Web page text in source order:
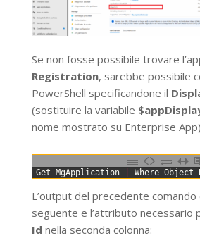
Se non fosse possibile trovare
Registration, sarebbe possibile
PowerShell specificandone il
(sostituire la variabile
nome mostrato su Enterprise
Get-MgApplication Where-Object
L’output del precedente comando
seguente e l’attributo necessario
Id nella seconda colonna: